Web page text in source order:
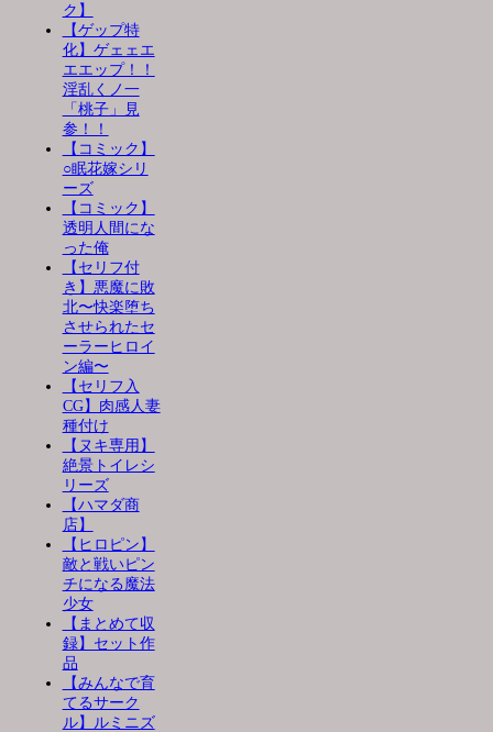
ク】
【ゲップ特
化】ゲェェエ
エエップ！！
淫乱くノ一
「桃子」見
参！！
【コミック】
○眠花嫁シリ
ーズ
【コミック】
透明人間にな
った俺
【セリフ付
き】悪魔に敗
北〜快楽堕ち
させられたセ
ーラーヒロイ
ン編〜
【セリフ入
CG】肉感人妻
種付け
【ヌキ専用】
絶景トイレシ
リーズ
【ハマダ商
店】
【ヒロピン】
敵と戦いピン
チになる魔法
少女
【まとめて収
録】セット作
品
【みんなで育
てるサーク
ル】ルミニズ